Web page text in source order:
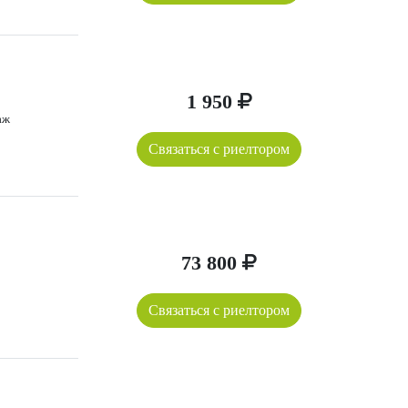
1 950
Связаться с риелтором
73 800
Связаться с риелтором